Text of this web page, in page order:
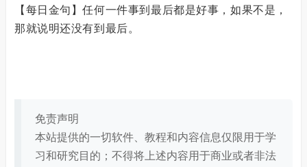
【每日金句】任何一件事到最后都是好事，如果不是，
那就说明还没有到最后。
免责声明
本站提供的一切软件、教程和内容信息仅限用于学
习和研究目的；不得将上述内容用于商业或者非法